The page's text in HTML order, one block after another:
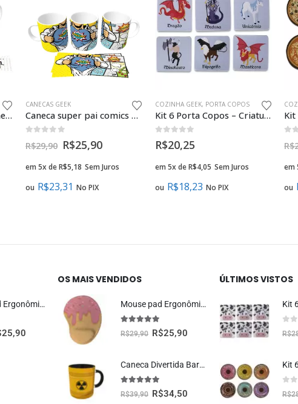
PRESENTES CRIATIVOS NAMORADOS GEEK
Caneca Player 1 e 2 Homem e Homem presente criativo namorados gay
CANECAS GEEK
Caneca super pai comics presente criativo geek
R$29,90 R$25,90
em 5x deR$5,18 Sem Juros
ou R$23,31 No PIX
COZINHA GEEK, PORTA COPOS
Kit 6 Porta Copos – Criaturas Míticas
fora de 5
R$20,25
em 5x deR$4,05 Sem Juros
ou R$18,23 No PIX
R$
em
ou
Mouse Pad Ergonômico Dragão Vermelho Oficial Geek Vip
25,90
OS MAIS VENDIDOS
Mouse pad Ergonômico Sorvete Presente Criativo
5.00 fora de 5
R$29,90 R$25,90
Caneca Divertida Barril Radioativo Presente Criativo Geek
5.00 fora de 5
R$39,90 R$34,50
ÚLTIMOS VISTOS
R$
R$